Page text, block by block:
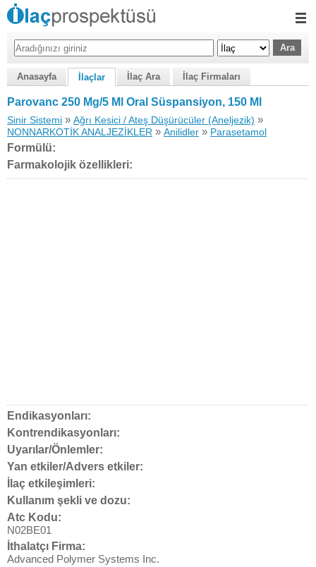
Anasayfa İlaçlar İlaç Ara İlaç Firmaları
Parovanc 250 Mg/5 Ml Oral Süspansiyon, 150 Ml
Sinir Sistemi » Ağrı Kesici / Ateş Düşürücüler (Aneljezik) »
NONNARKOTİK ANALJEZİKLER » Anilidler » Parasetamol
Formülü:
Farmakolojik özellikleri:
Endikasyonları:
Kontrendikasyonları:
Uyarılar/Önlemler:
Yan etkiler/Advers etkiler:
İlaç etkileşimleri:
Kullanım şekli ve dozu:
Atc Kodu:
N02BE01
İthalatçı Firma:
Advanced Polymer Systems Inc.